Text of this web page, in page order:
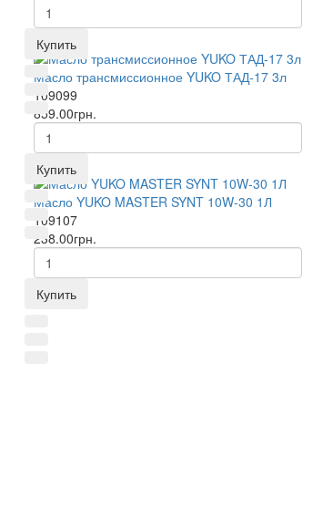
Купить
Масло трансмиссионное YUKO ТАД-17 3л
109099
859.00грн.
Купить
Масло YUKO MASTER SYNT 10W-30 1Л
109107
238.00грн.
Купить